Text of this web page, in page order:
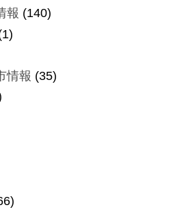
報 (140)
情報 (35)